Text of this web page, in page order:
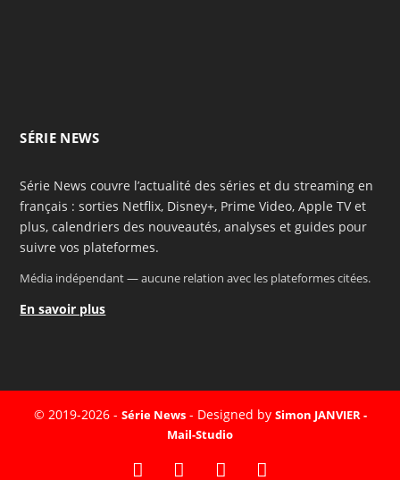
SÉRIE NEWS
Série News couvre l’actualité des séries et du streaming en
français : sorties Netflix, Disney+, Prime Video, Apple TV et
plus, calendriers des nouveautés, analyses et guides pour
suivre vos plateformes.
Média indépendant — aucune relation avec les plateformes citées.
En savoir plus
© 2019-2026 - Série News- Designed by Simon JANVIER -
Mail-Studio